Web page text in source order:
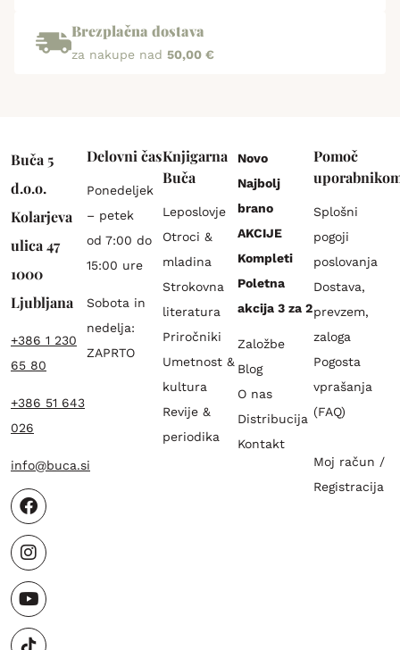
Brezplačna dostava
za nakupe nad 50,00 €
Buča 5
d.o.o.
Kolarjeva
ulica 47
1000
Ljubljana
+386 1 230
65 80
+386 51 643
026
info@buca.si
Delovni čas
Ponedeljek
– petek
od 7:00 do
15:00 ure
Sobota in
nedelja:
ZAPRTO
Knjigarna
Buča
Leposlovje
Otroci &
mladina
Strokovna
literatura
Priročniki
Umetnost &
kultura
Revije &
periodika
Novo
Najbolj
brano
AKCIJE
Kompleti
Poletna
akcija 3 za 2
Založbe
Blog
O nas
Distribucija
Kontakt
Pomoč
Splošni
pogoji
poslovanja
Dostava,
prevzem,
zaloga
Pogosta
vprašanja
(FAQ)
Moj račun /
Registracija